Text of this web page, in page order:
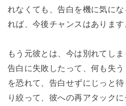
れなくても、告白を機に気に
れば、今後チャンスはあります
もう元彼とは、今は別れてし
告白に失敗したって、何も失
を恐れて、告白せずにじっと
り絞って、彼への再アタック